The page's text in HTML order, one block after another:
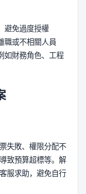
避免過度授權
職或不相關人員
如財務角色、工程
失敗、權限分配不
致預算超標等。解
服求助，避免自行